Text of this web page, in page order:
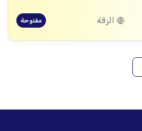
الرقة مفتوحة